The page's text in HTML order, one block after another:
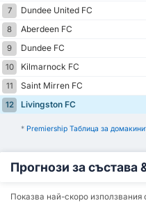
7
Dundee United FC
8
Aberdeen FC
9
Dundee FC
10
Kilmarnock FC
11
Saint Mirren FC
12
Livingston FC
* Premiership Таблица за
Прогнози за състава
Показва най-скоро